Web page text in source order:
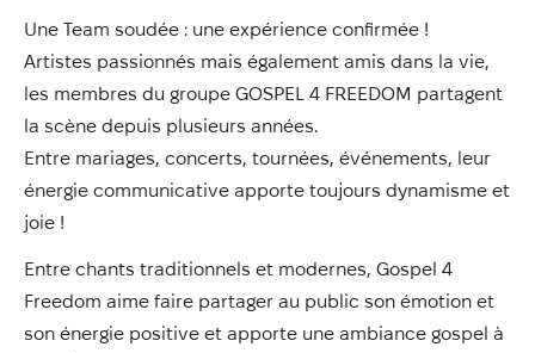
Une Team soudée : une expérience confirmée !
Artistes passionnés mais également amis dans la vie,
les membres du groupe GOSPEL 4 FREEDOM partagent
la scène depuis plusieurs années.
Entre mariages, concerts, tournées, événements, leur
énergie communicative apporte toujours dynamisme et
joie !
Entre chants traditionnels et modernes, Gospel 4
Freedom aime faire partager au public son émotion et
son énergie positive et apporte une ambiance gospel à
Évènements
Démarches